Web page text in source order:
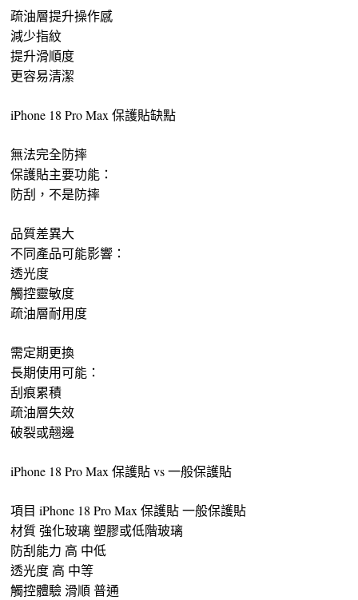
疏油層提升操作感
減少指紋
提升滑順度
更容易清潔
iPhone 18 Pro Max 保護貼缺點
無法完全防摔
保護貼主要功能：
防刮，不是防摔
品質差異大
不同產品可能影響：
透光度
觸控靈敏度
疏油層耐用度
需定期更換
長期使用可能：
刮痕累積
疏油層失效
破裂或翹邊
iPhone 18 Pro Max 保護貼 vs 一般保護貼
項目 iPhone 18 Pro Max 保護貼 一般保護貼
材質 強化玻璃 塑膠或低階玻璃
防刮能力 高 中低
透光度 高 中等
觸控體驗 滑順 普通